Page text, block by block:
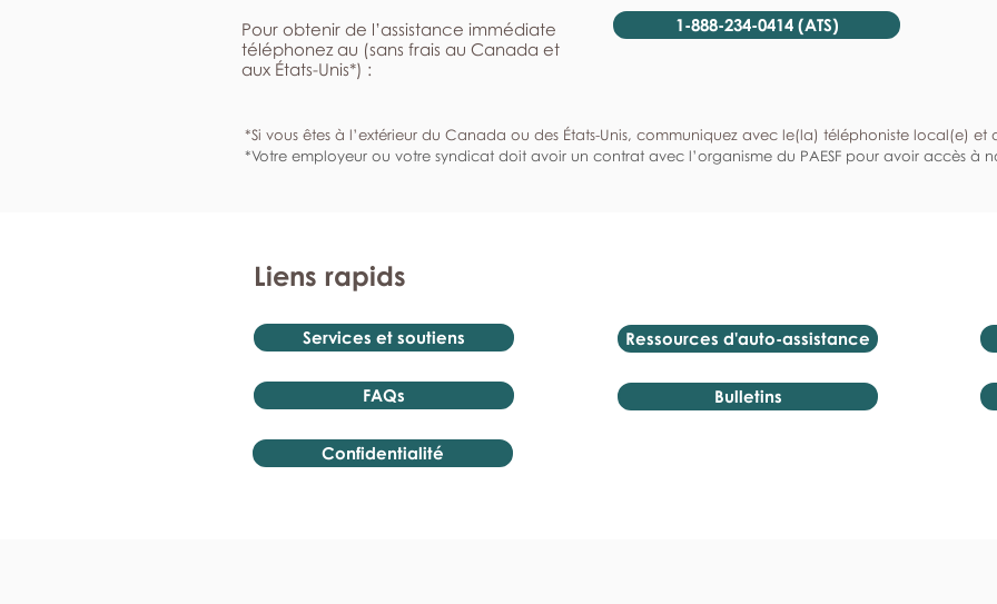
Pour obtenir de l’assistance immédiate
téléphonez au (sans frais au Canada et
aux États-Unis*) :
1-888-234-0414 (ATS)
*Si vous êtes à l’extérieur du Canada ou des États-Unis, communiquez avec le(la) téléphoniste local(e) et
*Votre employeur ou votre syndicat doit avoir un contrat avec l’organisme du PAESF pour avoir accès à
Liens rapids
Services et soutiens
FAQs
Confidentialité
Ressources d'auto-assistance
Bulletins